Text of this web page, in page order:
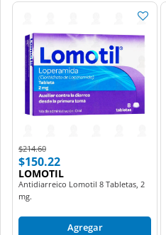
Price reduced from
$214.60to
$150.22
LOMOTIL
Antidiarreico Lomotil 8 Tabletas, 2
mg.
Agregar